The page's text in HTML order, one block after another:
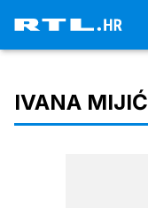
IVANA MIJIĆ